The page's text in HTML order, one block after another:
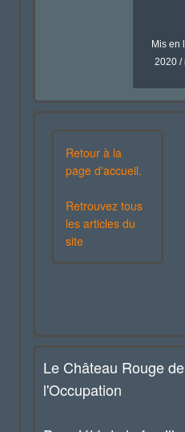
Mis en
2020 /
Retour à la
page d'accueil.
Retrouvez tous
les articles du
site
Le Château Rouge
l'Occupation